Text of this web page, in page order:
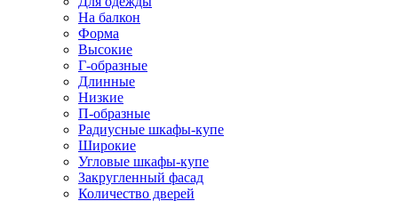
На балкон
Форма
Высокие
Г-образные
Длинные
Низкие
П-образные
Радиусные шкафы-купе
Широкие
Угловые шкафы-купе
Закругленный фасад
Количество дверей